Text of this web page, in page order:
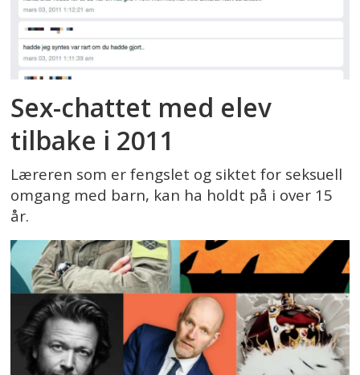
Sex-chattet med elev
tilbake i 2011
Læreren som er fengslet og siktet for seksuell
omgang med barn, kan ha holdt på i over 15
år.